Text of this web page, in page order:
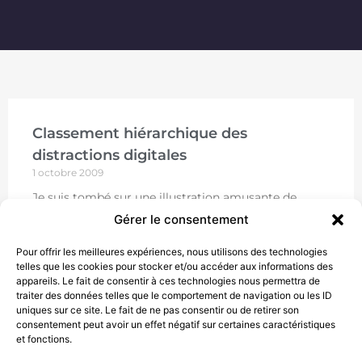
Gérer le consentement
Pour offrir les meilleures expériences, nous utilisons des technologies
telles que les cookies pour stocker et/ou accéder aux informations des
appareils. Le fait de consentir à ces technologies nous permettra de
traiter des données telles que le comportement de navigation ou les ID
uniques sur ce site. Le fait de ne pas consentir ou de retirer son
consentement peut avoir un effet négatif sur certaines caractéristiques
et fonctions.
Classement hiérarchique des
distractions digitales
1 octobre 2009
Je suis tombé sur une illustration amusante de
David McCandless qui tente de dresser la
peuvent être provoquées par
LIRE